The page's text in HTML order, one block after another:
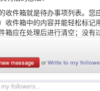
收件箱就是待办事项列表。您
收件箱中的内容并能轻松标记
箱应在处理后进行清空；没有